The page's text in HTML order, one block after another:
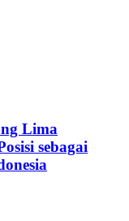
Lima
sebagai